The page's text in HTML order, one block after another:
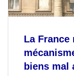
La France
biens mal